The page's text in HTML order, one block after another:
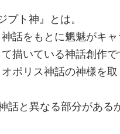
プト神』とは。
話をもとに魍魅がキ
描いている神話創作で
ポリス神話の神様を取
話と異なる部分がある